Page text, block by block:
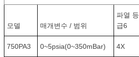
모델 매개변수 / 범위
파열 등
급6
750PA3 0~5psia(0~350mBar) 4X